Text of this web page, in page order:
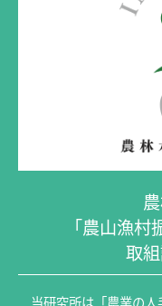
「農山漁
取
当研究所は「農業の人